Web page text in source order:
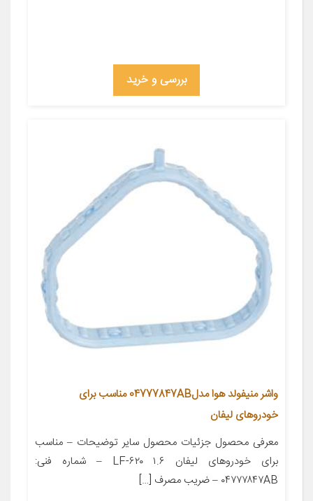
بررسی و خرید
واشر منیفولد هوا مدل04777847AB مناسب برای
خودروهای لیفان
معرفی محصول جزئیات محصول سایر توضیحات – مناسب
برای خودروهای لیفان LF-۶۲۰ ۱.۶ – شماره فنی:
۰۴۷۷۷۸۴۷AB – ضریب مصرف […]